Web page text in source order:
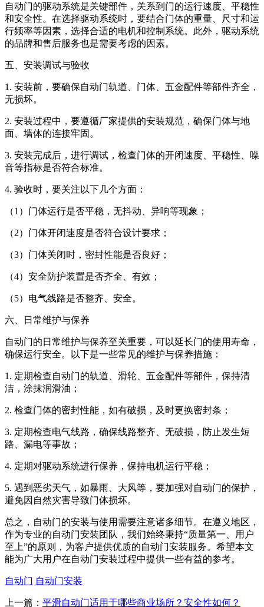
自动门的驱动系统是关键部件，关系到门的运行速度、平稳性
和安全性。在选择驱动系统时，要结合门体的重量、尺寸和运
行频率等因素，选择合适的电机和控制系统。此外，驱动系统
的品牌和售后服务也是需要考虑的因素。
五、安装调试与验收
1. 安装前，要确保自动门轨道、门体、五金配件等部件齐全，
无损坏。
2. 安装过程中，要遵循厂家提供的安装规范，确保门体与地
面、墙体的连接牢固。
3. 安装完成后，进行调试，检查门体的开闭速度、平稳性、噪
音等指标是否符合标准。
4. 验收时，要关注以下几个方面：
（1）门体运行是否平稳，无抖动、异响等现象；
（2）门体开闭速度是否符合设计要求；
（3）门体关闭时，密封性能是否良好；
（4）安全防护装置是否齐全、有效；
（5）电气线路是否整齐、安全。
六、日常维护与保养
自动门的日常维护与保养至关重要，可以延长门的使用寿命，
确保运行安全。以下是一些常见的维护与保养措施：
1. 定期检查自动门的轨道、滑轮、五金配件等部件，保持清
洁，涂抹润滑油；
2. 检查门体的密封性能，如有破损，及时更换密封条；
3. 定期检查电气线路，确保线路整齐、无破损，防止发生短
路、漏电等事故；
4. 定期对驱动系统进行保养，保持电机运行平稳；
5. 遇到恶劣天气，如暴雨、大风等，要加强对自动门的保护，
避免因自然灾害导致门体损坏。
总之，自动门的安装与使用需要注意诸多细节。在遵义地区，
作为专业的自动门安装团队，我们始终秉持“质量第一、用户
至上”的原则，为客户提供优质的自动门安装服务。希望本文
能为广大用户在自动门安装过程中提供一些有益的参考。
自动门 自动门安装
上一篇： 平滑自动门适用于哪些商业场所？安全性如何？